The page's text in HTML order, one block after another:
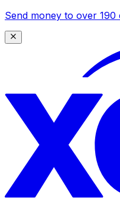
Send money to over 190